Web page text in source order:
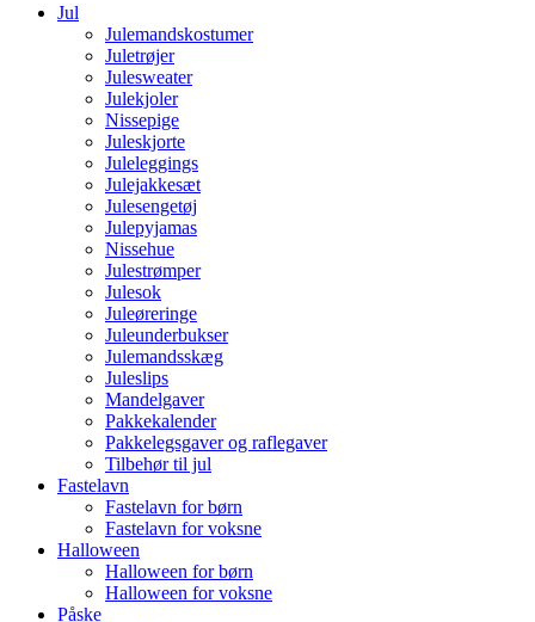
Jul
Julemandskostumer
Juletrøjer
Julesweater
Julekjoler
Nissepige
Juleskjorte
Juleleggings
Julejakkesæt
Julesengetøj
Julepyjamas
Nissehue
Julestrømper
Julesok
Juleøreringe
Juleunderbukser
Julemandsskæg
Juleslips
Mandelgaver
Pakkekalender
Pakkelegsgaver og raflegaver
Tilbehør til jul
Fastelavn
Fastelavn for børn
Fastelavn for voksne
Halloween
Halloween for børn
Halloween for voksne
Påske